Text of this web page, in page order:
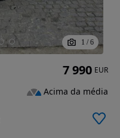
1 / 6
7 990 EUR
Acima da média